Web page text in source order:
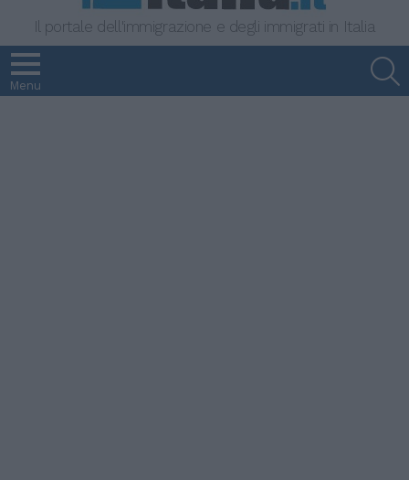
Il portale dell'immigrazione e degli immigrati in Italia
Menu